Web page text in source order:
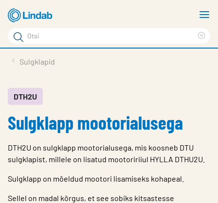
Mine
põhisisu
juurde
Otsi
Otsi
Meist
Kontaktid
Logi sisse
Choose languge
Estonia
Sulgklapid
DTH2U
Sulgklapp mootorialusega
DTH2U on sulgklapp mootorialusega, mis koosneb DTU
sulgklapist, millele on lisatud mootoririiul HYLLA DTHU2U.
Sulgklapp on mõeldud mootori lisamiseks kohapeal.
Sellel on madal kõrgus, et see sobiks kitsastesse